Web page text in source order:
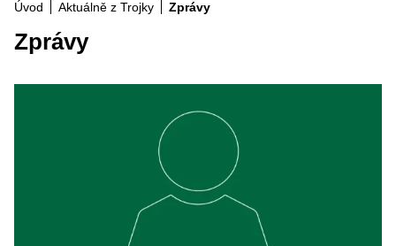
Úvod Aktuálně z Trojky Zprávy
Zprávy